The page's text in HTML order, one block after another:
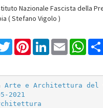
Nazionale Fascista della
( Stefano Vigolo )
TwitterPinterestLinkedInEmail
Arte e Architettura del
2021